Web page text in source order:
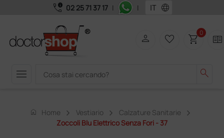
call_quality 02 25 71 37 17 | | language
menu search
person favorite_border shopping_cart0 two_pager
home Home Vestiario
Calzature Sanitarie
Zoccoli Blu Elettrico Senza Fori - 37